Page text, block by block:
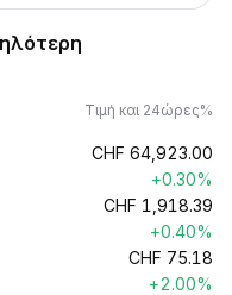
Τιμή και 24ώρες%
CHF 64,923.00
+0.30%
CHF 1,918.39
+0.40%
CHF 75.18
+2.00%